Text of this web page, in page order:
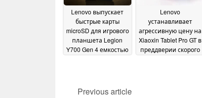
Lenovo выпускает
быстрые карты
microSD для игрового
планшета Legion
Y700 Gen 4 емкостью
Lenovo
устанавливает
агрессивную цену на
Xiaoxin Tablet Pro GT в
преддверии скорого
Previous article